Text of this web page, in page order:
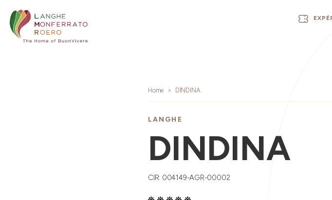
Home DINDINA
LANGHE
DINDINA
CIR: 004149-AGR-00002